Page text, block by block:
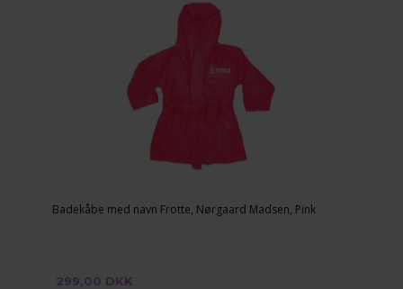
Badekåbe med navn Frotte, Nørgaard Madsen, Pink
299,00 DKK